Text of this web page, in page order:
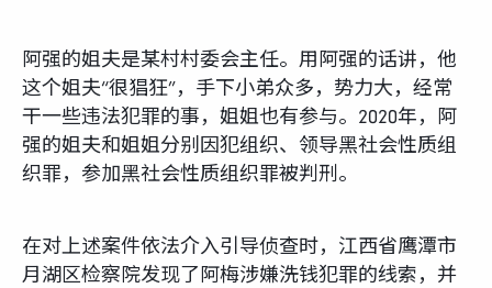
阿强的姐夫是某村村委会主任。用阿强的话讲，他
这个姐夫“很猖狂”，手下小弟众多，势力大，经常
干一些违法犯罪的事，姐姐也有参与。2020年，阿
强的姐夫和姐姐分别因犯组织、领导黑社会性质组
织罪，参加黑社会性质组织罪被判刑。
在对上述案件依法介入引导侦查时，江西省鹰潭市
月湖区检察院发现了阿梅涉嫌洗钱犯罪的线索，并